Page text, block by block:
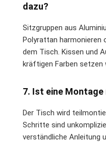
dazu?
Sitzgruppen aus
Polyrattan harmonieren
dem Tisch. Kissen und
kräftigen Farben setzen
7. Ist eine
Der Tisch wird
Schritte sind
verständliche Anleitung